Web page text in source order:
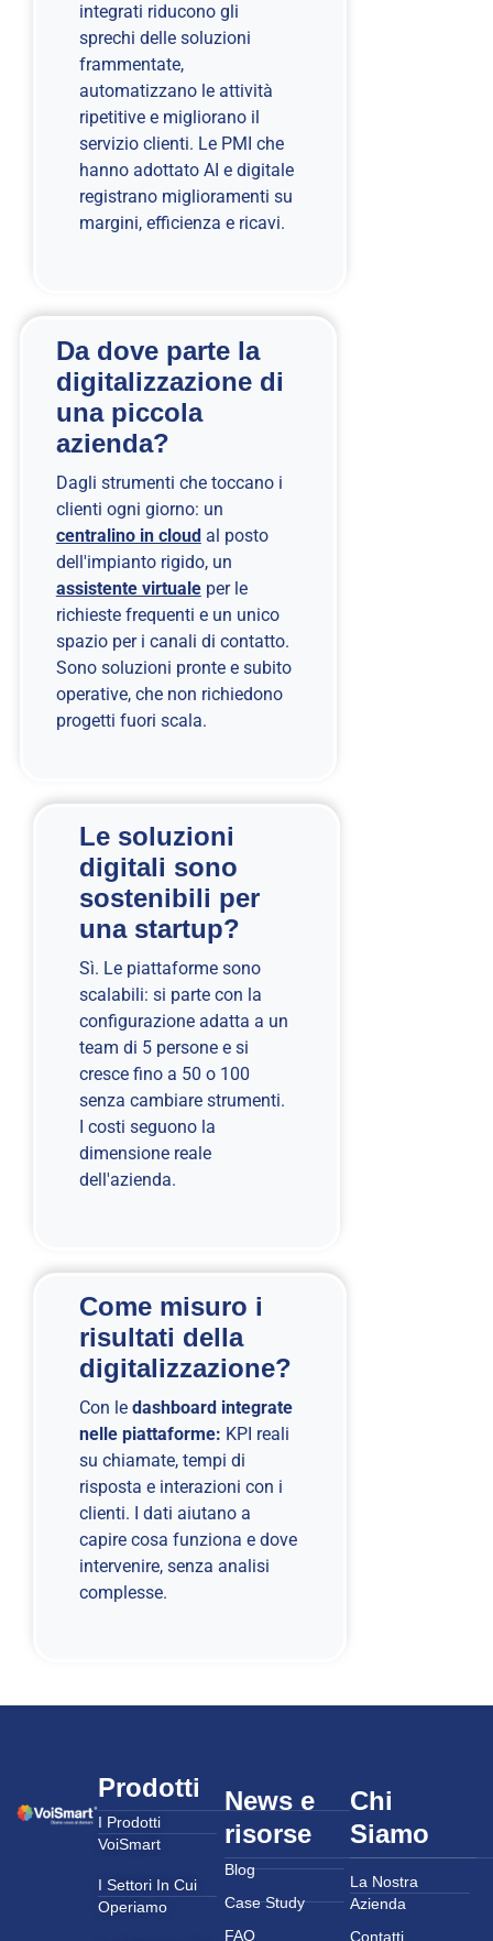
integrati riducono gli
sprechi delle soluzioni
frammentate,
automatizzano le attività
ripetitive e migliorano il
servizio clienti. Le PMI che
hanno adottato AI e digitale
registrano miglioramenti su
margini, efficienza e ricavi.
Da dove parte la
digitalizzazione di
una piccola
azienda?
Dagli strumenti che toccano i
clienti ogni giorno: un
centralino in cloudal posto
dell'impianto rigido, un
assistente virtualeper le
richieste frequenti e un unico
spazio per i canali di contatto.
Sono soluzioni pronte e subito
operative, che non richiedono
progetti fuori scala.
Le soluzioni
digitali sono
sostenibili per
una startup?
Sì. Le piattaforme sono
scalabili: si parte con la
configurazione adatta a un
team di 5 persone e si
cresce fino a 50 o 100
senza cambiare strumenti.
I costi seguono la
dimensione reale
dell'azienda.
Come misuro i
risultati della
digitalizzazione?
Con le dashboard integrate
nelle piattaforme: KPI reali
su chiamate, tempi di
risposta e interazioni con i
clienti. I dati aiutano a
capire cosa funziona e dove
intervenire, senza analisi
complesse.
Prodotti
I Prodotti
VoiSmart
I Settori In Cui
Operiamo
News e
risorse
Blog
Case Study
FAQ
Chi
Siamo
La Nostra
Azienda
Contatti